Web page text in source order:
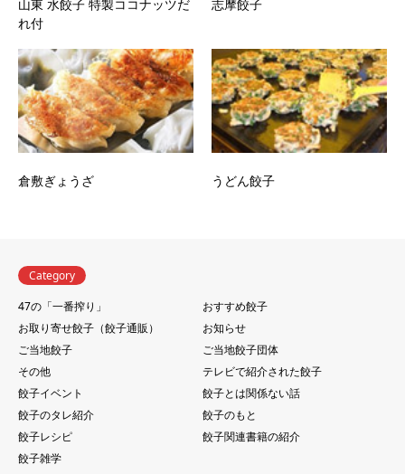
山東 水餃子 特製ココナッツだ
れ付
志摩餃子
倉敷ぎょうざ うどん餃子
Category
47の「一番搾り」
おすすめ餃子
お取り寄せ餃子（餃子通販）
お知らせ
ご当地餃子
ご当地餃子団体
その他
テレビで紹介された餃子
餃子イベント
餃子とは関係ない話
餃子のタレ紹介
餃子のもと
餃子レシピ
餃子関連書籍の紹介
餃子雑学